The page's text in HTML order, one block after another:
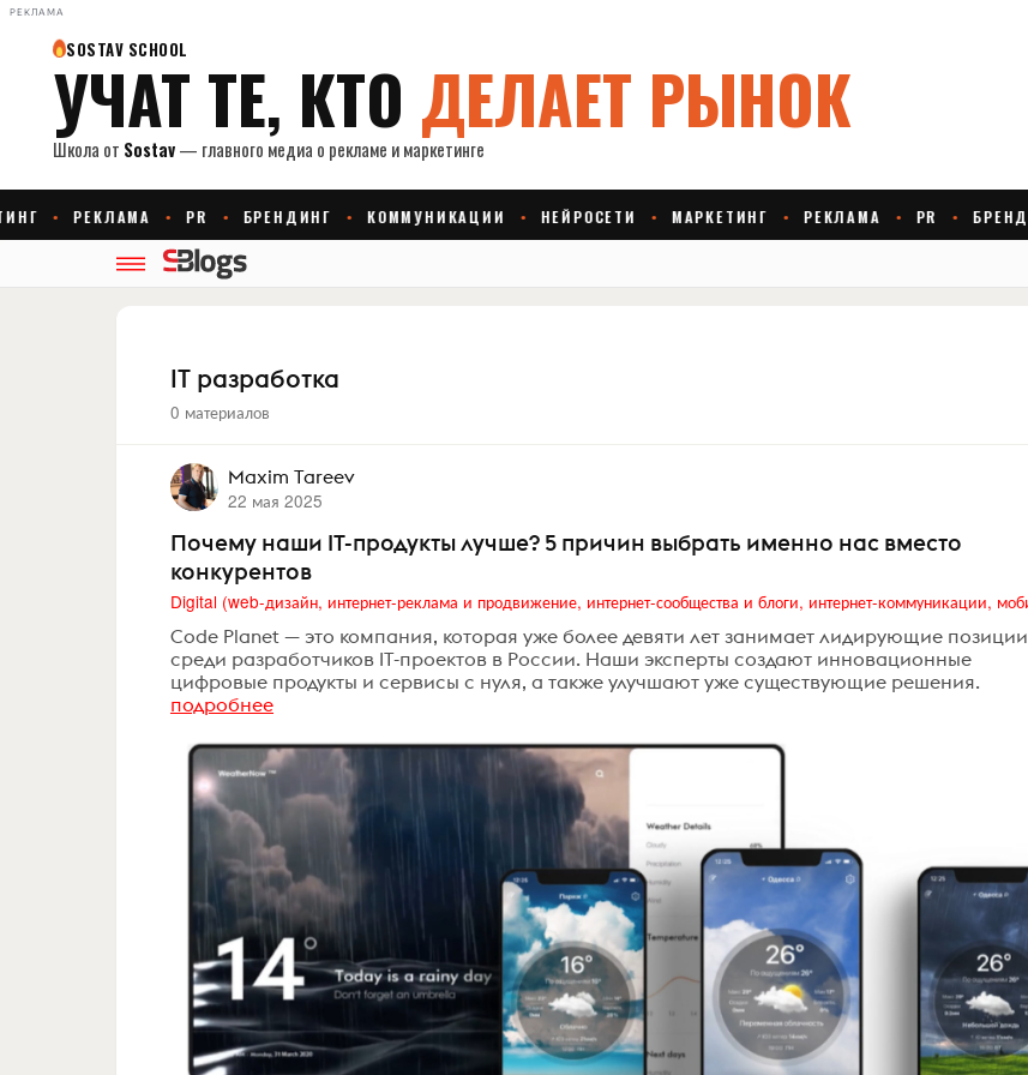
РЕКЛАМА
IT разработка
0 материалов
Maxim Tareev
22 мая 2025
Почему наши IT-продукты лучше? 5 причин выбрать именно нас вместо
конкурентов
Code Planet — это компания, которая уже более девяти лет занимает лидирующие позиции
среди разработчиков IT-проектов в России. Наши эксперты создают инновационные
цифровые продукты и сервисы с нуля, а также улучшают уже существующие решения.
подробнее